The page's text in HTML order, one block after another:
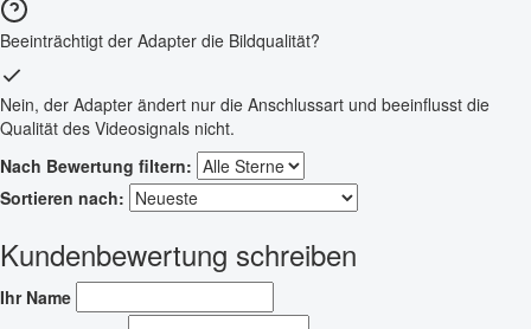
Beeinträchtigt der Adapter die Bildqualität?
Nein, der Adapter ändert nur die Anschlussart und beeinflusst die
Qualität des Videosignals nicht.
Nach Bewertung filtern:
Sortieren nach:
Kundenbewertung schreiben
Ihr Name